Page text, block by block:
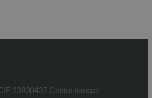
23830437 Contul bancar: